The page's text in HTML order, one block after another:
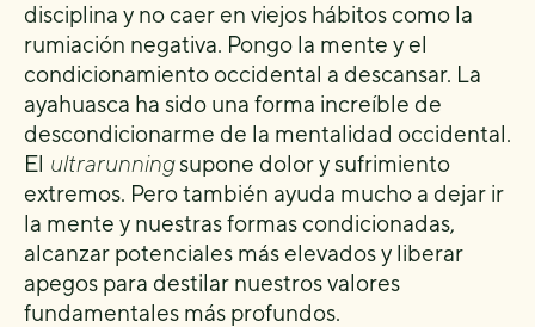
disciplina y no caer en viejos hábitos como la
rumiación negativa. Pongo la mente y el
condicionamiento occidental a descansar. La
ayahuasca ha sido una forma increíble de
descondicionarme de la mentalidad occidental.
El ultrarunningsupone dolor y sufrimiento
extremos. Pero también ayuda mucho a dejar ir
la mente y nuestras formas condicionadas,
alcanzar potenciales más elevados y liberar
apegos para destilar nuestros valores
fundamentales más profundos.